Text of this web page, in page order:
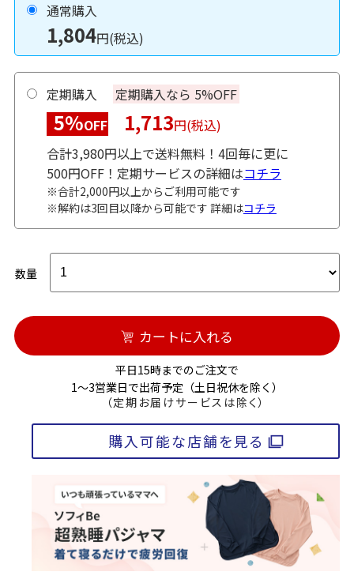
通常購入
1,804円(税込)
定期購入 定期購入なら 5%OFF
5%OFF 1,713円(税込)
合計3,980円以上で送料無料！4回毎に更に
500円OFF！定期サービスの詳細はコチラ
※合計2,000円以上からご利用可能です
※解約は3回目以降から可能です 詳細はコチラ
数量
カートに入れる
平日15時までのご注文で
1～3営業日で出荷予定（土日祝休を除く）
（定期お届けサービスは除く）
購入可能な店舗を見る